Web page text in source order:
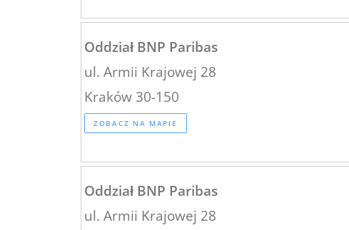
Oddział BNP Paribas
ul. Armii Krajowej 28
Kraków 30-150
ZOBACZ NA MAPIE
Oddział BNP Paribas
ul. Armii Krajowej 28